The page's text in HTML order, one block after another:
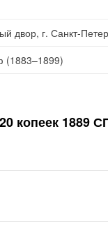
двор, г. Санкт-
(1883–1899)
20 копеек 1889